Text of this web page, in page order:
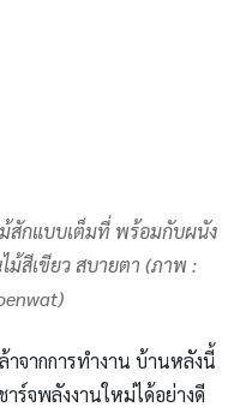
สักแบบเต็มที่ พร้อมกับผนัง
ม้สีเขียว สบายตา (ภาพ :
ากการทำงาน บ้านหลังนี้
ร์จพลังงานใหม่ได้อย่างดี